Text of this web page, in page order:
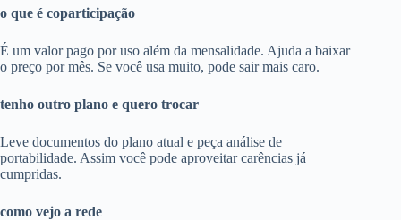
o que é coparticipação
É um valor pago por uso além da mensalidade. Ajuda a baixar
o preço por mês. Se você usa muito, pode sair mais caro.
tenho outro plano e quero trocar
Leve documentos do plano atual e peça análise de
portabilidade. Assim você pode aproveitar carências já
cumpridas.
como vejo a rede